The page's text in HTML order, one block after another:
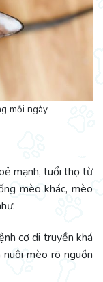
mỗi ngày
mạnh, tuổi thọ từ
mèo khác, mèo
cơ di truyền khá
mèo rõ nguồn